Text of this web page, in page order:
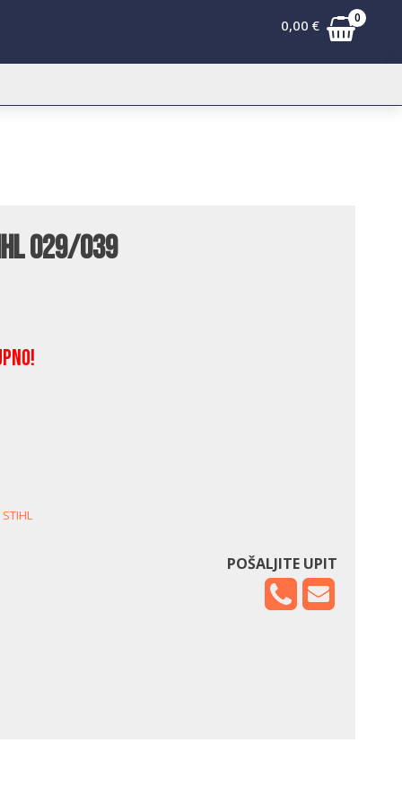
0,00 € 0
029/039
STIHL
POŠALJITE UPIT